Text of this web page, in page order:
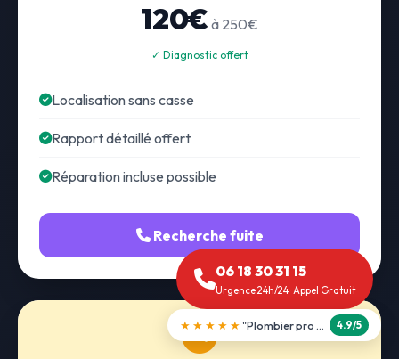
120€ à 250€
✓ Diagnostic offert
Localisation sans casse
Rapport détaillé offert
Réparation incluse possible
Recherche fuite
06 18 30 31 15
Urgence 24h/24 · Appel Gratuit
★★★★★ "Débouchage WC en 30 min" 5.0/5